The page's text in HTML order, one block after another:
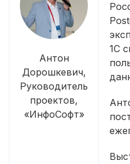
Антон
Дорошкевич,
Руководитель
проектов,
«ИнфоСофт»
1С